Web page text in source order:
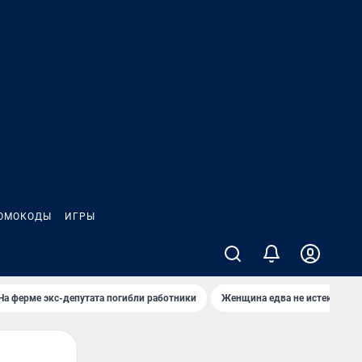
ИГРЫ
ферме экс-депутата погибли работники Женщина едва не истекла